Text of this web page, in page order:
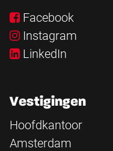
Facebook
Instagram
LinkedIn
Vestigingen
Hoofdkantoor
Amsterdam